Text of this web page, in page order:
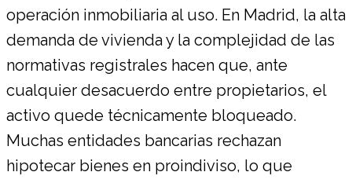
operación inmobiliaria al uso. En Madrid, la alta
demanda de vivienda y la complejidad de las
normativas registrales hacen que, ante
cualquier desacuerdo entre propietarios, el
activo quede técnicamente bloqueado.
Muchas entidades bancarias rechazan
hipotecar bienes en proindiviso, lo que